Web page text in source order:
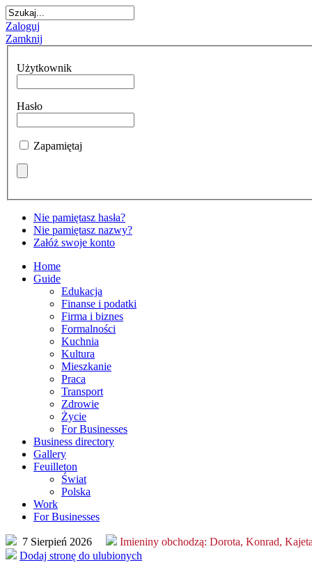
Zaloguj
Zamknij
Użytkownik
Hasło
Zapamiętaj
Nie pamiętasz hasła?
Nie pamiętasz nazwy?
Załóż swoje konto
Home
Guide
Edukacja
Finanse i podatki
Firma i biznes
Formalności
Kuchnia
Kultura
Mieszkanie
Praca
Transport
Zdrowie
Życie
For Businesses
Business directory
Gallery
Feuilleton
Świat
Polska
Work
For Businesses
7 Sierpień 2026 Imieniny obchodzą: Dorota, Konrad,
Dodaj stronę do ulubionych